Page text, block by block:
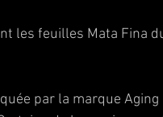
les feuilles Mata Fina
par la marque Aging